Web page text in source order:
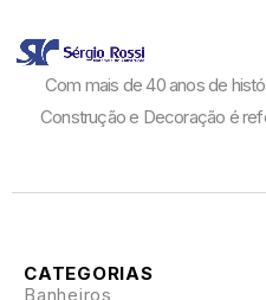
Com mais de 40 anos de
Construção e Decoração é
CATEGORIAS
Banheiros